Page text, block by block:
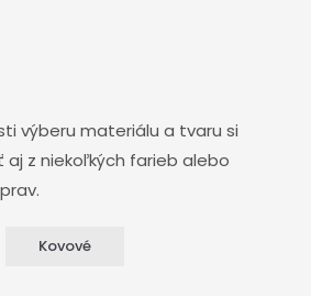
výberu materiálu a tvaru si
z niekoľkých farieb alebo
Kovové